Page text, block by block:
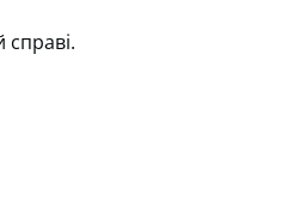
справі.